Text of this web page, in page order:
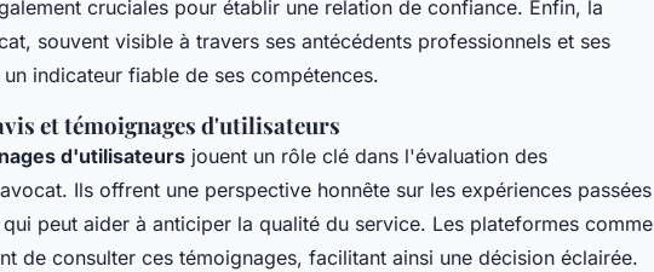
cruciales pour établir une relation de confiance. Enfin, la
souvent visible à travers ses antécédents professionnels et ses
indicateur fiable de ses compétences.
et témoignages d'utilisateurs
d'utilisateurs jouent un rôle clé dans l'évaluation des
Ils offrent une perspective honnête sur les expériences passées
peut aider à anticiper la qualité du service. Les plateformes comme
de consulter ces témoignages, facilitant ainsi une décision éclairée.